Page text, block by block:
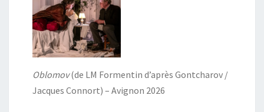
Oblomov(de LM Formentin d’après Gontcharov /
Jacques Connort) – Avignon 2026